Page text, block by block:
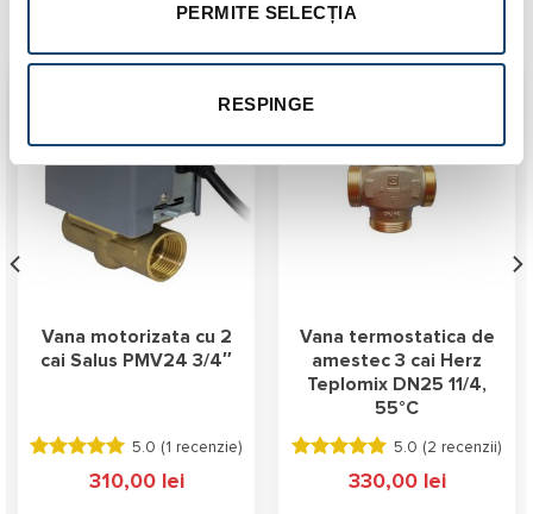
PERMITE SELECȚIA
RESPINGE
Produse similare
Vana motorizata cu 2
cai Salus PMV24 3/4″
Evaluat la
stele
5.0 (1 recenzie)
310,00 lei
Vana termostatica de
amestec 3 cai Herz
Teplomix DN25 11/4,
55°C
Evaluat la
stele
5.0 (2 recenzii)
330,00 lei